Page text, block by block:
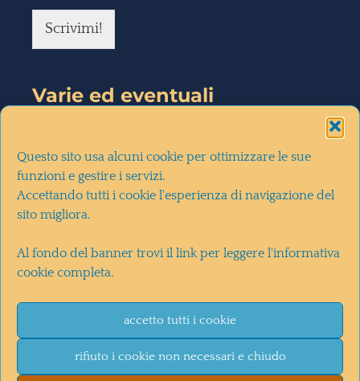
Questo sito usa alcuni cookie per ottimizzare le sue
funzioni e gestire i servizi.
Accettando tutti i cookie l'esperienza di navigazione del
sito migliora.
Al fondo del banner trovi il link per leggere l'informativa
cookie completa.
accetto tutti i cookie
rifiuto i cookie non necessari e chiudo
Scrivimi!
Varie ed eventuali
la mia intervista a
(28-
10-2020)
Corriere della Sera (30-10-2020)
Blog di Luca De Biase(27/10/2020)